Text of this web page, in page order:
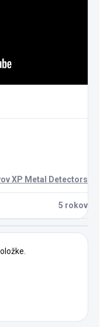
XP Metal Detectors
5 rokov